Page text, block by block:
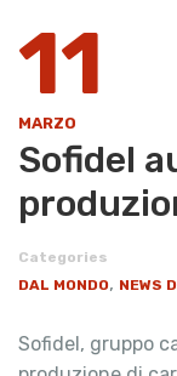
11
MARZO
Sofidel
Categories
DAL MONDO, NEWS
Sofidel, gruppo